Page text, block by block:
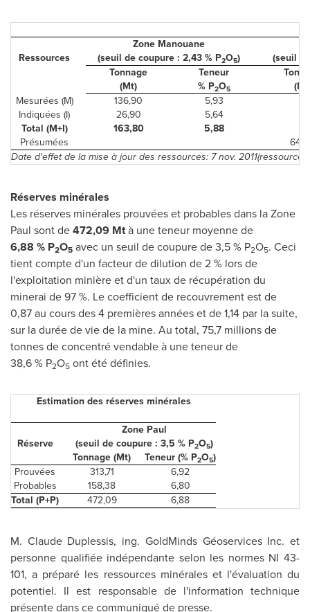
Ressources
Zone Manouane
(seuil de coupure : 2,43 % P2O5)
(seuil
Tonnage
(Mt)
Teneur
% P2O5
Mesurées (M)
136,90 5,93
Indiquées (I)
26,90 5,64
Total (M+I)
163,80 5,88
Présumées
Date d'effet de la mise à jour des ressources: 7 nov.
Réserves minérales
Les réserves minérales prouvées et probables dans la Zone
Paul sont de472,09 Mtà uneteneur moyenne de
6,88 % P2O5 avec un seuil de coupure de 3,5 % P2O5. Ceci
tient compte d'un facteur de dilution de 2 % lors de
l'exploitation minière et d'un taux de récupération du
minerai de 97 %. Le coefficient de recouvrement est de
0,87 au cours des 4 premières années et de 1,14 par la suite,
sur la durée de vie de la mine. Au total, 75,7 millions de
tonnes de concentré vendable à uneteneurde
38,6 % P2O5 ont été définies.
Estimation des réserves minérales
Réserve
Zone Paul
(seuil de coupure : 3,5 % P2O5)
Tonnage (Mt)
Teneur (% P2O5)
Prouvées
313,71
6,92
Probables
158,38
6,80
Total (P+P)
472,09 6,88
M. Claude Duplessis, ing. GoldMinds Géoservices Inc. et
personne qualifiée indépendante selon les normes NI 43-
101, a préparé les ressources minérales et l'évaluation du
potentiel. Il est responsable de l'information technique
présente dans ce communiqué de presse.